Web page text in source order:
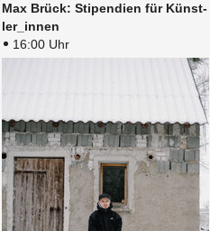
Max Brück: Sti­pen­di­en für Künst­
ler_in­nen
16:00 Uhr